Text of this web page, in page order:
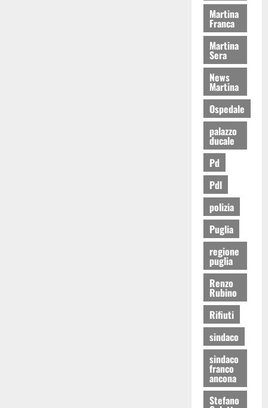
Martina
Franca
Martina
Sera
News
Martina
Ospedale
palazzo
ducale
Pd
Pdl
polizia
Puglia
regione
puglia
Renzo
Rubino
Rifiuti
sindaco
sindaco
franco
ancona
Stefano